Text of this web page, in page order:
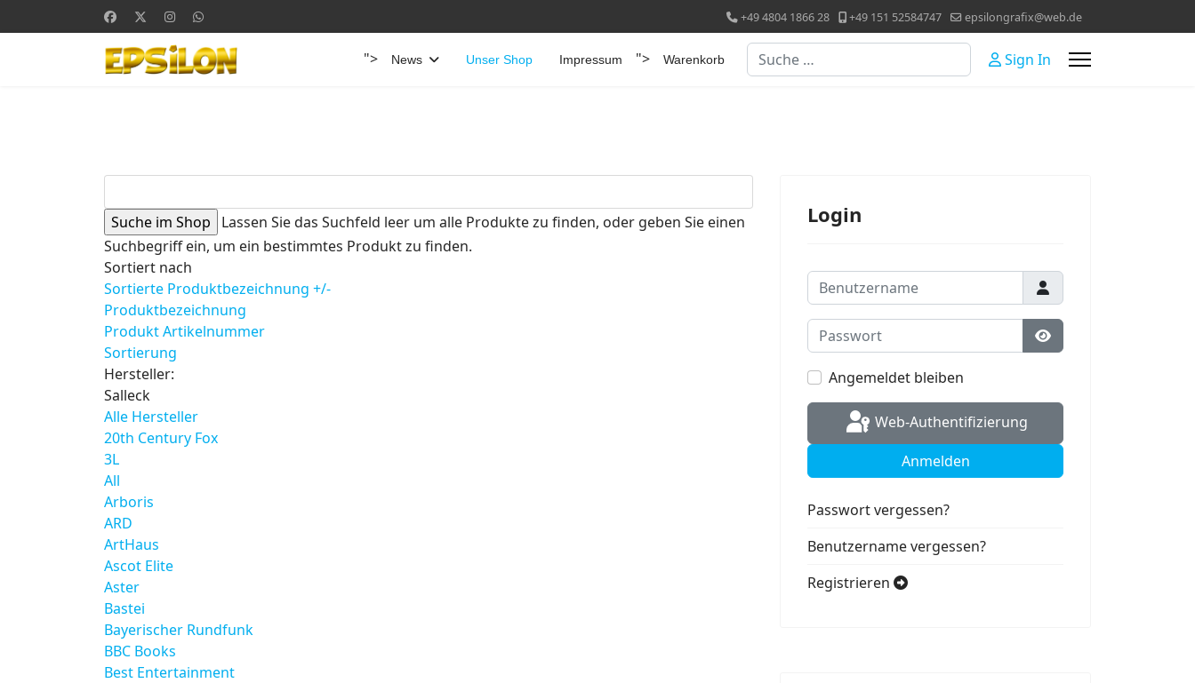
+49 4804 1866 28 +49 151 52584747 epsilongrafix@web.de
"> News Unser Shop Impressum "> Warenkorb Suchen Sign In
Lassen Sie das Suchfeld leer um alle Produkte zu finden, oder geben Sie einen
Suchbegriff ein, um ein bestimmtes Produkt zu finden.
Sortiert nach
Sortierte Produktbezeichnung +/-
Produktbezeichnung
Produkt Artikelnummer
Sortierung
Hersteller:
Salleck
Alle Hersteller
20th Century Fox
3L
All
Arboris
ARD
ArtHaus
Ascot Elite
Aster
Bastei
Bayerischer Rundfunk
BBC Books
Best Entertainment
Login
Benutzername
Passwort
Passwort anzeigen
Angemeldet bleiben
Web-Authentifizierung
Anmelden
Passwort vergessen?
Benutzername vergessen?
Registrieren